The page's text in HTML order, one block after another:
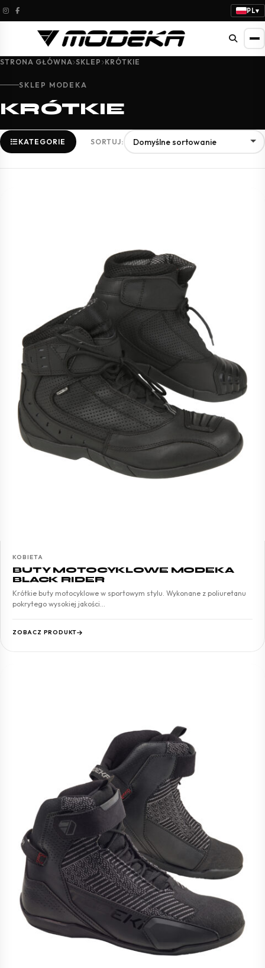
PL▾
STRONA GŁÓWNA SKLEP KRÓTKIE
SKLEP MODEKA
KRÓTKIE
KATEGORIE SORTUJ:
KOBIETA
BUTY MOTOCYKLOWE MODEKA
BLACK RIDER
Krótkie buty motocyklowe w sportowym stylu. Wykonane z poliuretanu
pokrytego wysokiej jakości…
ZOBACZ PRODUKT